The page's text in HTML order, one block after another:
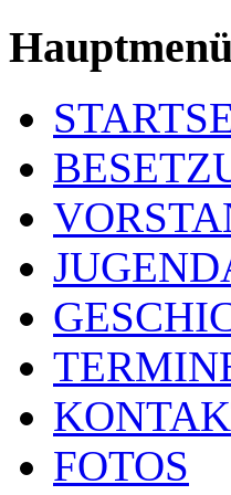
Hauptmenü
FOTOS